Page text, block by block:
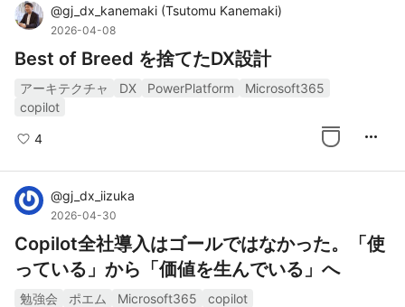
@gj_dx_kanemaki (Tsutomu Kanemaki)
2026-04-08
Best of Breed を捨てたDX設計
アーキテクチャ DX PowerPlatform
Microsoft365
copilot
4 more_horiz
@gj_dx_iizuka
2026-04-30
Copilot全社導入はゴールではなかった。「使
っている」から「価値を生んでいる」へ
勉強会 ポエム Microsoft365
copilot